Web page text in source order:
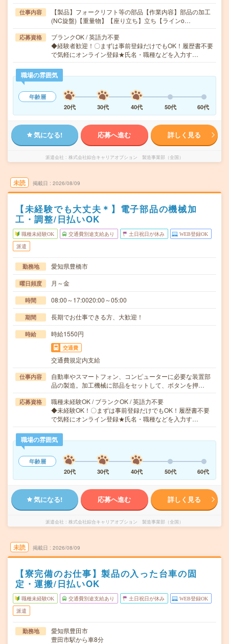
仕事内容
【製品】フォークリフト等の部品【作業内容】部品の加工
(NC旋盤)【重量物】【座り立ち】立ち【ラインo…
応募資格
ブランクOK / 英語力不要
◆経験者歓迎！〇まずは事前登録だけでもOK！履歴書不要
で気軽にオンライン登録★氏名・職種などを入力す…
職場の雰囲気
年齢層
20代
30代 40代 50代 60代
気になる! 応募へ進む 詳しく見る
派遣会社 株式会社綜合キャリアオプション 製造事業部（全国）
未読 掲載日 2026/08/09
【未経験でも大丈夫＊】電子部品の機械加
工・調整/日払いOK
職種未経験OK 交通費別途支給あり 土日祝日が休み WEB登録OK
派遣
勤務地 愛知県豊橋市
曜日頻度 月～金
時間 08:00～17:0020:00～05:00
期間 長期でお仕事できる方、大歓迎！
時給 時給1550円
交通費
交通費規定内支給
仕事内容
自動車やスマートフォン、コンピューターに必要な装置部
品の製造。加工機械に部品をセットして、ボタンを押…
応募資格
職種未経験OK / ブランクOK / 英語力不要
◆未経験OK！〇まずは事前登録だけでもOK！履歴書不要
で気軽にオンライン登録★氏名・職種などを入力す…
職場の雰囲気
年齢層
20代
30代 40代 50代 60代
気になる! 応募へ進む 詳しく見る
派遣会社 株式会社綜合キャリアオプション 製造事業部（全国）
未読 掲載日 2026/08/09
【寮完備のお仕事】製品の入った台車の固
定・運搬/日払いOK
職種未経験OK 交通費別途支給あり 土日祝日が休み WEB登録OK
派遣
勤務地
愛知県豊田市
豊田市駅から車8分